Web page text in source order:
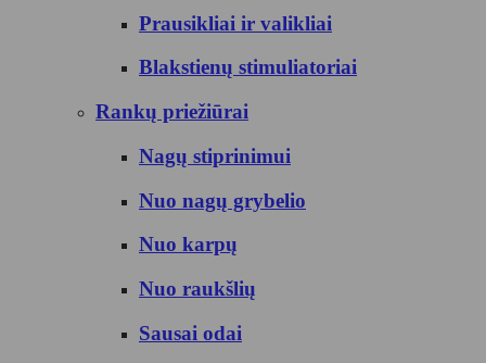
Prausikliai ir valikliai
Blakstienų stimuliatoriai
Rankų priežiūrai
Nagų stiprinimui
Nuo nagų grybelio
Nuo karpų
Nuo raukšlių
Sausai odai